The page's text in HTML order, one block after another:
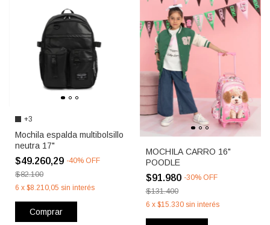
+3
Mochila espalda multibolsillo
neutra 17"
$49.260,29 -40% OFF
$82.100
6 x $8.210,05 sin interés
Comprar
MOCHILA CARRO 16"
POODLE
$91.980 -30% OFF
$131.400
6 x $15.330 sin interés